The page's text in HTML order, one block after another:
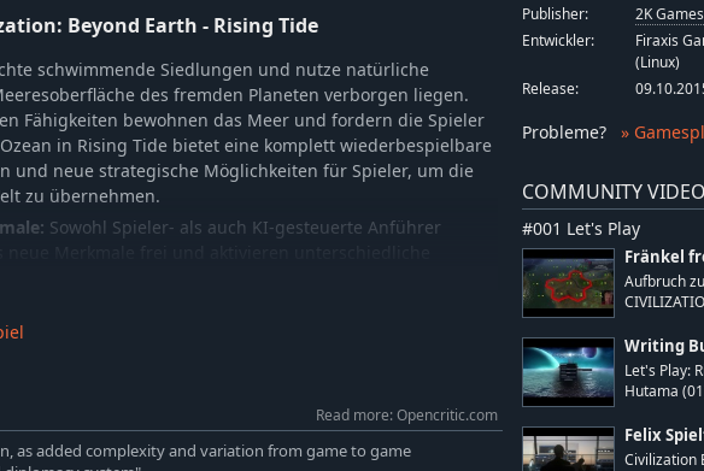
Beyond Earth - Rising Tide
schwimmende Siedlungen und nutze natürliche
des fremden Planeten verborgen liegen.
Fähigkeiten bewohnen das Meer und fordern die Spieler
in Rising Tide bietet eine komplett wiederbespielbare
und neue strategische Möglichkeiten für Spieler, um die
zu übernehmen.
Sowohl Spieler- als auch KI-gesteuerte Anführer
wandelnde Welt zu reagieren. Diese dynamischen
Angst- und Respekt-Attributen beeinflusst wird.
deiner Verbündeten für dich nutzst.
mit Rising Tide vier neue Fraktionen hinzugefügt,
Read more: Opencritic.com
as added complexity and variation from game to game
Publisher:
2K Games
Entwickler:
Firaxis
(Linux)
Release:
Probleme? »
COMMUNITY
#001 Let's Play
Fränkel
Aufbruch
Writing
Let's Play:
Hutama
Felix
Civilization